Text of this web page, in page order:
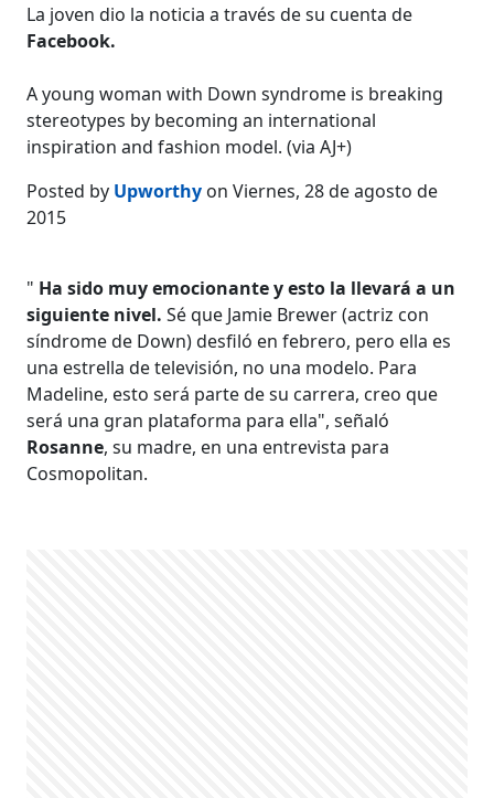
La joven dio la noticia a través de su cuenta de
Facebook.
A young woman with Down syndrome is breaking
stereotypes by becoming an international
inspiration and fashion model. (via AJ+)
Posted by Upworthy on Viernes, 28 de agosto de
2015
" Ha sido muy emocionante y esto la llevará a un
siguiente nivel.Sé que Jamie Brewer (actriz con
síndrome de Down) desfiló en febrero, pero ella es
una estrella de televisión, no una modelo. Para
Madeline, esto será parte de su carrera, creo que
será una gran plataforma para ella", señaló
Rosanne, su madre, en una entrevista para
Cosmopolitan.